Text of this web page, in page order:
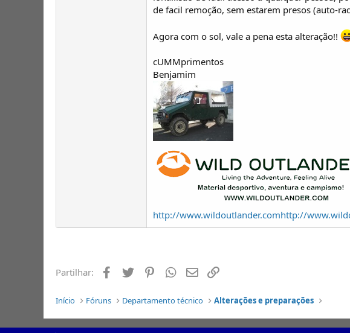
de facil remoção, sem estarem presos (auto-
Agora com o sol, vale a pena esta alteração!!
cUMMprimentos
Benjamim
http://www.wildoutlander.comhttp://
Partilhar: Facebook
Twitter PinterestWhatsapp
Email
Início Fóruns Departamento técnico Alterações e preparações